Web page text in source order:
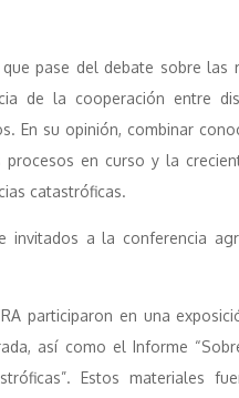
pase del debate sobre las
de la cooperación entre
En su opinión, combinar
en curso y la
catastróficas.
invitados a la conferencia
participaron en una
así como el Informe
Estos materiales